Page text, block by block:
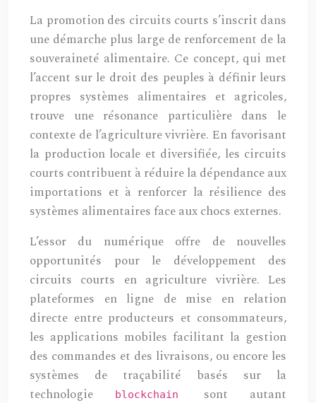
La promotion des circuits courts s’inscrit dans
une démarche plus large de renforcement de la
souveraineté alimentaire. Ce concept, qui met
l’accent sur le droit des peuples à définir leurs
propres systèmes alimentaires et agricoles,
trouve une résonance particulière dans le
contexte de l’agriculture vivrière. En favorisant
la production locale et diversifiée, les circuits
courts contribuent à réduire la dépendance aux
importations et à renforcer la résilience des
systèmes alimentaires face aux chocs externes.
L’essor du numérique offre de nouvelles
opportunités pour le développement des
circuits courts en agriculture vivrière. Les
plateformes en ligne de mise en relation
directe entre producteurs et consommateurs,
les applications mobiles facilitant la gestion
des commandes et des livraisons, ou encore les
systèmes de traçabilité basés sur la
technologie
blockchain sont autant